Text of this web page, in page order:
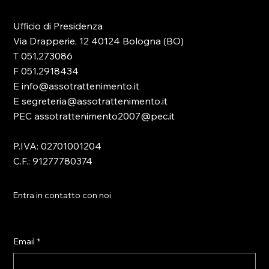
Ufficio di Presidenza
Via Drapperie, 12 40124 Bologna (BO)
T 051.273086
F 051.2918434
E info@assotrattenimento.it
E segreteria@assotrattenimento.it
PEC assotrattenimento2007@pec.it
P.IVA: 02701001204
C.F.: 91277780374
Entra in contatto con noi
Email *